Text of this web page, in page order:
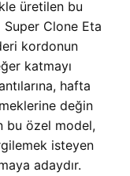
üretilen bu
Super Clone Eta
deri kordonun
katmayı
hafta
değin
bu özel model,
isteyen
adaydır.